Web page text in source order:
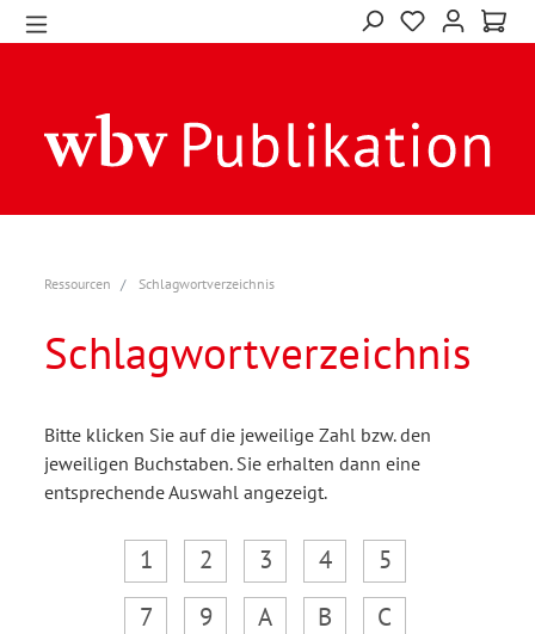
Ressourcen Schlagwortverzeichnis
Schlagwortverzeichnis
Bitte klicken Sie auf die jeweilige Zahl bzw. den
jeweiligen Buchstaben. Sie erhalten dann eine
entsprechende Auswahl angezeigt.
1 2 3 4
5
7
9 A B
C